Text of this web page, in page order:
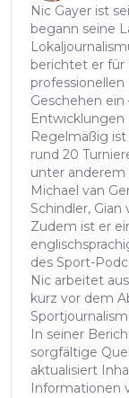
Nic Gayer ist
begann seine
berichtet er für
Geschehen ein
Entwicklungen
Regelmäßig
rund 20
unter
Michael van
Schindler, Gian
Zudem ist er
des Sport-
Nic arbeitet
kurz vor dem
In seiner
sorgfältige
aktualisiert
Informationen